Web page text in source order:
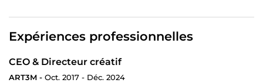
Expériences professionnelles
CEO & Directeur créatif
ART3M - Oct. 2017 - Déc. 2024